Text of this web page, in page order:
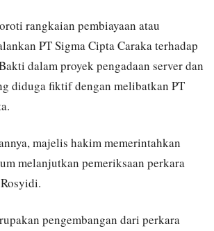
rangkaian pembiayaan atau
PT Sigma Cipta Caraka terhadap
dalam proyek pengadaan server dan
diduga fiktif dengan melibatkan PT
majelis hakim memerintahkan
melanjutkan pemeriksaan perkara
pengembangan dari perkara